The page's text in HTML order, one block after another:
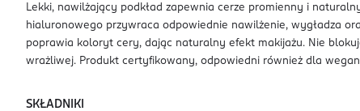
Lekki, nawilżający podkład zapewnia cerze promienny i
hialuronowego przywraca odpowiednie nawilżenie, wygładza
poprawia koloryt cery, dając naturalny efekt makijażu. Nie
wrażliwej. Produkt certyfikowany, odpowiedni również dla
SKŁADNIKI